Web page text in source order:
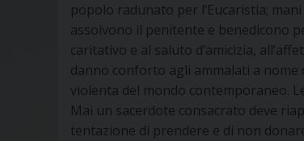
popolo radunato per l’Eucaristia;
assolvono il penitente e benedicono
caritativo e al saluto d’amicizia,
danno conforto agli ammalati a
violenta del mondo contemporaneo.
Mai un sacerdote consacrato deve
tentazione di prendere e di non